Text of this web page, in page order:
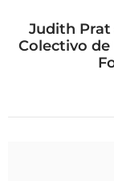
Judith Prat
Colectivo de